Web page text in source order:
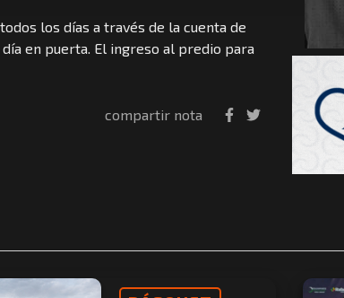
los días a través de la cuenta de
en puerta. El ingreso al predio para
compartir nota